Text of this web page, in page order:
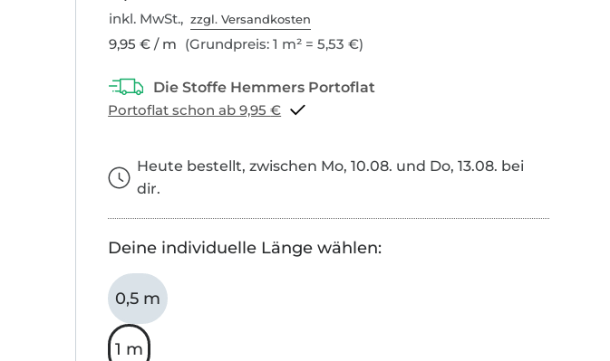
inkl. MwSt.,zzgl. Versandkosten
9,95 € / m (Grundpreis: 1 m² = 5,53 €)
Portoflat schon ab 9,95 €
Heute bestellt, zwischen Mo, 10.08. und Do, 13.08. bei
dir.
Deine individuelle Länge wählen:
0,5 m
1 m